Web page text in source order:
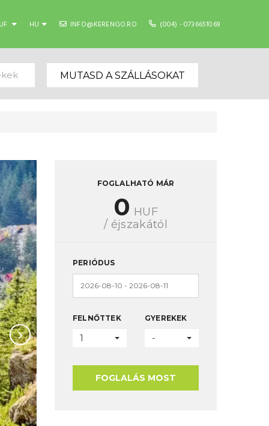
HU INFO@KERENGO.RO (004) - 0736651069
MUTASD A SZÁLLÁSOKAT
FOGLALHATÓ MÁR
0 HUF
/ éjszakától
PERIÓDUS
FELNŐTTEK
1
GYEREKEK
-
FOGLALÁS MOST